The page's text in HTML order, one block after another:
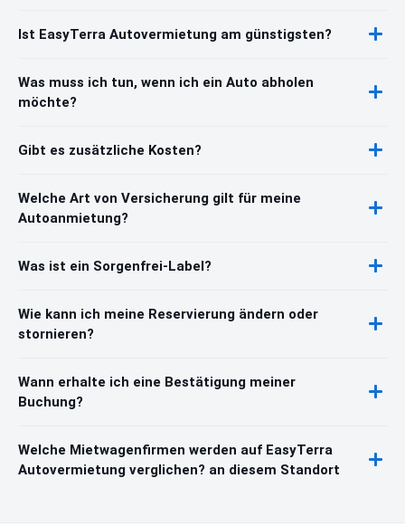
Ist EasyTerra Autovermietung am günstigsten?
Was muss ich tun, wenn ich ein Auto abholen
möchte?
Gibt es zusätzliche Kosten?
Welche Art von Versicherung gilt für meine
Autoanmietung?
Was ist ein Sorgenfrei-Label?
Wie kann ich meine Reservierung ändern oder
stornieren?
Wann erhalte ich eine Bestätigung meiner
Buchung?
Welche Mietwagenfirmen werden auf EasyTerra
Autovermietung verglichen? an diesem Standort